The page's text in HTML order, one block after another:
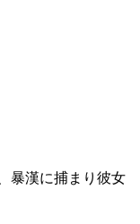
暴漢に捕まり彼女